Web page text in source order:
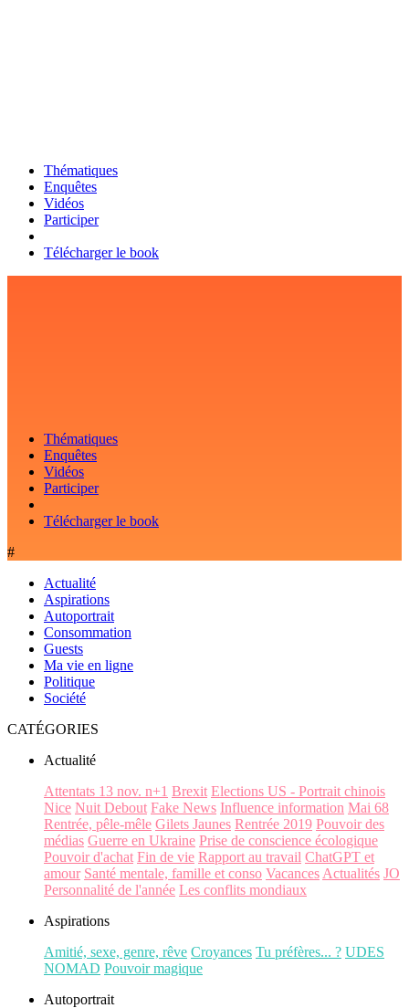
Thématiques
Enquêtes
Vidéos
Participer
Télécharger le book
Thématiques
Enquêtes
Vidéos
Participer
Télécharger le book
#
Actualité
Aspirations
Autoportrait
Consommation
Guests
Ma vie en ligne
Politique
Société
CATÉGORIES
Actualité
Attentats 13 nov. n+1 Brexit Elections US - Portrait chinois
Nice Nuit Debout Fake News Influence information Mai 68
Rentrée, pêle-mêle Gilets Jaunes Rentrée 2019 Pouvoir des
médias Guerre en Ukraine Prise de conscience écologique
Pouvoir d'achat Fin de vie Rapport au travail ChatGPT et
amour Santé mentale, famille et conso Vacances Actualités JO
Personnalité de l'année Les conflits mondiaux
Aspirations
Amitié, sexe, genre, rêve Croyances Tu préfères... ? UDES
NOMAD Pouvoir magique
Autoportrait